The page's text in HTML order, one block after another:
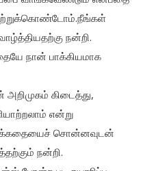
நன்றி.
நான் பாக்கியமாக
அறிமுகம் கிடைத்து,
என்று
சொன்னவுடன்
நன்றி.